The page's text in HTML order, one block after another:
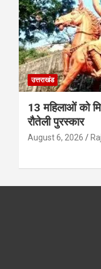
उत्तराखंड
13 महिलाओं को
रौतेली पुरस्कार
August 6, 2026